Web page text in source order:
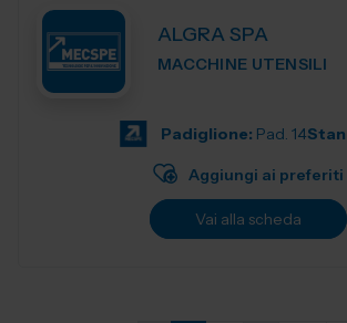
ALGRA SPA
MACCHINE UTENSILI
Padiglione: Pad. 14
Aggiungi ai preferiti
Vai alla scheda